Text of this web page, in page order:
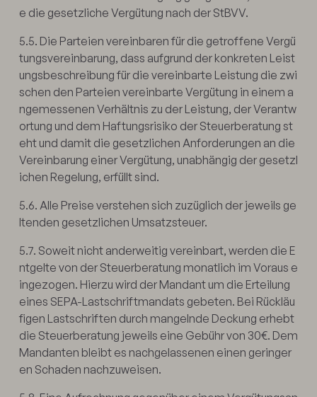
e die gesetzliche Vergütung nach der StBVV.
5.5. Die Parteien vereinbaren für die getroffene Vergü
tungsvereinbarung, dass aufgrund der konkreten Leist
ungsbeschreibung für die vereinbarte Leistung die zwi
schen den Parteien vereinbarte Vergütung in einem a
ngemessenen Verhältnis zu der Leistung, der Verantw
ortung und dem Haftungsrisiko der Steuerberatung st
eht und damit die gesetzlichen Anforderungen an die
Vereinbarung einer Vergütung, unabhängig der gesetzl
ichen Regelung, erfüllt sind.
5.6. Alle Preise verstehen sich zuzüglich der jeweils ge
ltenden gesetzlichen Umsatzsteuer.
5.7. Soweit nicht anderweitig vereinbart, werden die E
ntgelte von der Steuerberatung monatlich im Voraus e
ingezogen. Hierzu wird der Mandant um die Erteilung
eines SEPA-Lastschriftmandats gebeten. Bei Rückläu
figen Lastschriften durch mangelnde Deckung erhebt
die Steuerberatung jeweils eine Gebühr von 30€. Dem
Mandanten bleibt es nachgelassenen einen geringer
en Schaden nachzuweisen.